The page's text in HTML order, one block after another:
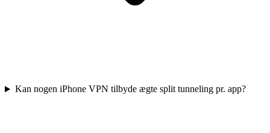
Kan nogen iPhone VPN tilbyde ægte split tunneling pr. app?